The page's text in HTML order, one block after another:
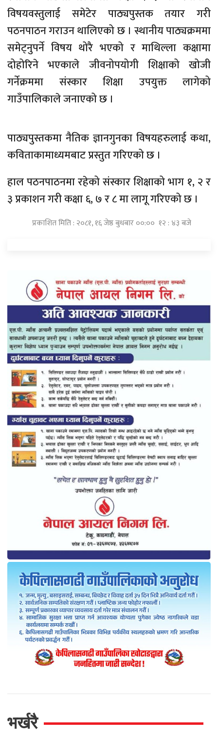
विषयवस्तुलाई समेटेर पाठ्यपुस्तक तयार गरी
पठनपाठन गराउन थालिएको छ । स्थानीय पाठ्यक्रममा
समेट्नुपर्ने विषय थोरै भएको र माथिल्ला कक्षामा
दोहोरिने भएकाले जीवनोपयोगी शिक्षाको खोजी
गर्नेक्रममा संस्कार शिक्षा उपयुक्त लागेको
गाउँपालिकाले जनाएको छ ।
पाठ्यपुस्तकमा नैतिक ज्ञानगुनका विषयहरुलाई कथा,
कविताकामाध्यमबाट प्रस्तुत गरिएको छ ।
हाल पठनपाठनमा रहेको संस्कार शिक्षाको भाग १, २ र
३ प्रकाशन गरी कक्षा ६, ७ र ८ मा लागू गरिएको छ ।
प्रकाशित मिति : २०८१, १६ जेष्ठ बुधबार ००:०० १२ : ४३ बजे
भर्खरै